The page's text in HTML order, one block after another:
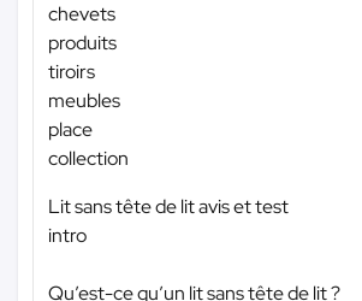
chevets
produits
tiroirs
meubles
place
collection
Lit sans tête de lit avis et test
intro
Qu’est-ce qu’un lit sans tête de lit ?